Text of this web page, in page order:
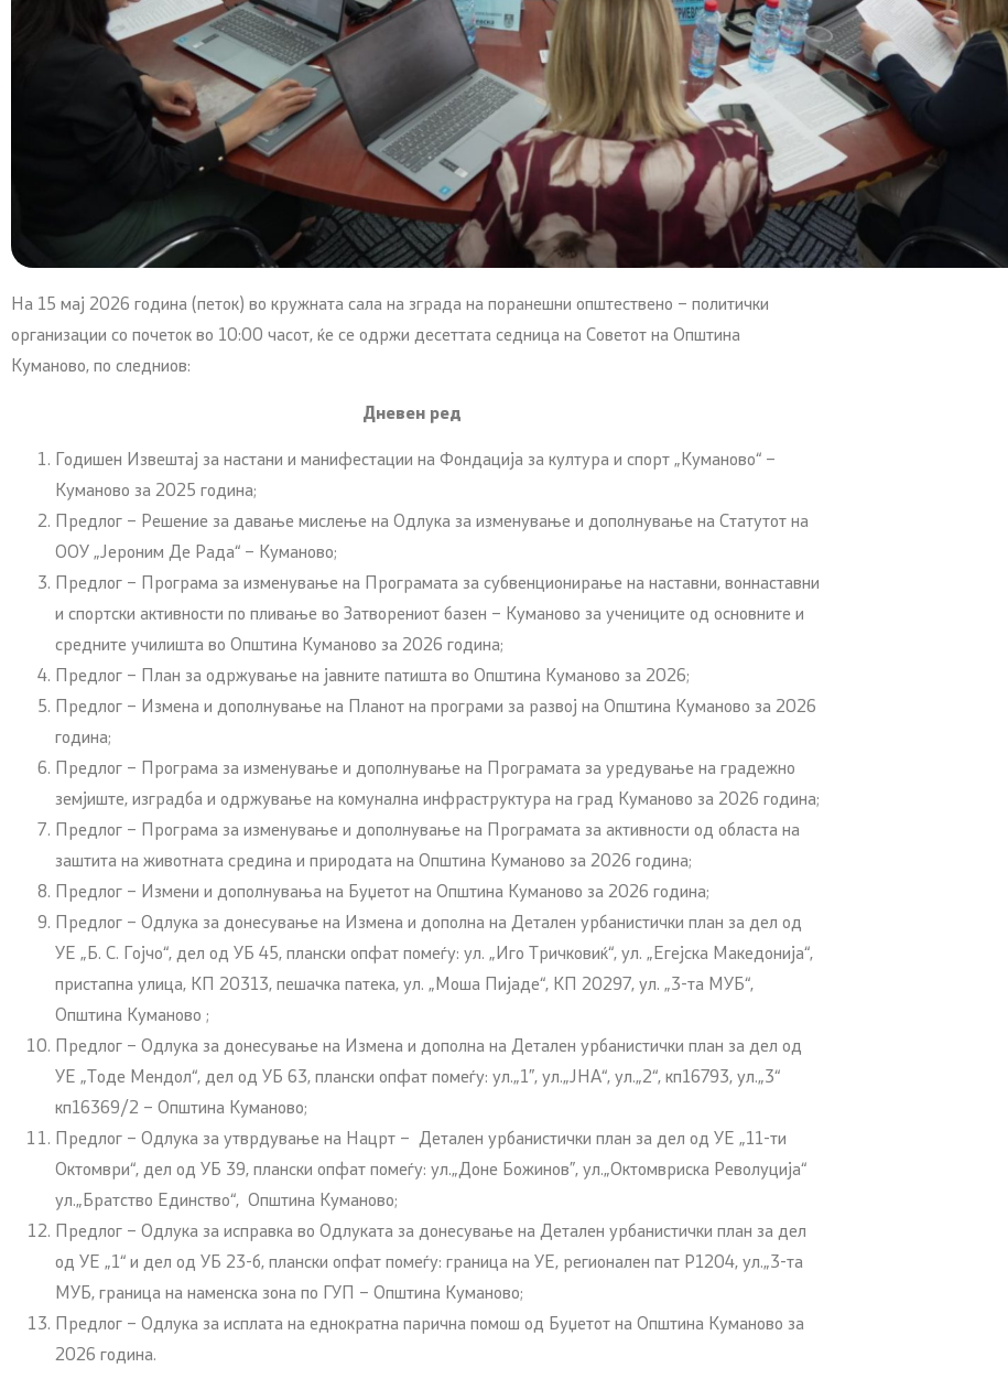
На 15 мај 2026 година (петок) во кружната сала на зграда на поранешни општествено – политички
организации со почеток во 10:00 часот, ќе се одржи десеттата седница на Советот на Општина
Куманово, по следниов:
Дневен ред
Годишен Извештај за настани и манифестации на Фондација за култура и спорт „Куманово“ –
Куманово за 2025 година;
Предлог – Решение за давање мислење на Oдлука за изменување и дополнување на Статутот на
ООУ „Јероним Де Рада“ – Куманово;
Предлог – Програма за изменување на Програмата за субвенционирање на наставни, воннаставни
и спортски активности по пливање во Затворениот базен – Куманово за учениците од основните и
средните училишта во Општина Куманово за 2026 година;
Предлог – План за одржување на јавните патишта во Општина Куманово за 2026;
Предлог – Измена и дополнување на Планот на програми за развој на Општина Куманово за 2026
година;
Предлог – Програма за изменување и дополнување на Програмата за уредување на градежно
земјиште, изградба и одржување на комунална инфраструктура на град Куманово за 2026 година;
Предлог – Програма за изменување и дополнување на Програмата за активности од областа на
заштита на животната средина и природата на Општина Куманово за 2026 година;
Предлог – Измени и дополнувања на Буџетот на Општина Куманово за 2026 година;
Предлог – Одлука за донесување на Измена и дополна на Детален урбанистички план за дел од
УЕ „Б. С. Гојчо“, дел од УБ 45, плански опфат помеѓу: ул. „Иго Тричковиќ“, ул. „Егејска Македонија“,
пристапна улица, КП 20313, пешачка патека, ул. „Моша Пијаде“, КП 20297, ул. „3-та МУБ“,
Општина Куманово ;
Предлог – Одлука за донесување на Измена и дополна на Детален урбанистички план за дел од
УЕ „Тоде Мендол“, дел од УБ 63, плански опфат помеѓу: ул.„1”, ул.„ЈНА“, ул.„2“, кп16793, ул.„3“
кп16369/2 – Општина Куманово;
Предлог – Одлука за утврдување на Нацрт – Детален урбанистички план за дел од УЕ „11-ти
Октомври“, дел од УБ 39, плански опфат помеѓу: ул.„Доне Божинов”, ул.„Октомвриска Револуција“
ул.„Братство Единство“, Општина Куманово;
Предлог – Одлука за исправка во Одлуката за донесување на Детален урбанистички план за дел
од УЕ „1“ и дел од УБ 23-б, плански опфат помеѓу: граница на УЕ, регионален пат Р1204, ул.„3-та
МУБ, граница на наменска зона по ГУП – Општина Куманово;
Предлог – Одлука за исплата на еднократна парична помош од Буџетот на Општина Куманово за
2026 година.